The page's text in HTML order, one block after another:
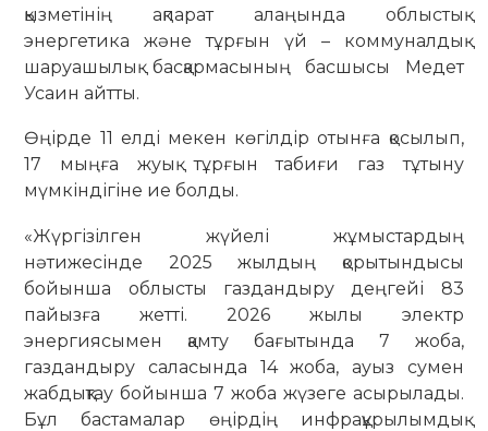
қызметінің ақпарат алаңында облыстық
энергетика және тұрғын үй – коммуналдық
шаруашылық басқармасының басшысы Медет
Усаин айтты.
Өңірде 11 елді мекен көгілдір отынға қосылып,
17 мыңға жуық тұрғын табиғи газ тұтыну
мүмкіндігіне ие болды.
«Жүргізілген жүйелі жұмыстардың
нәтижесінде 2025 жылдың қорытындысы
бойынша облысты газдандыру деңгейі 83
пайызға жетті. 2026 жылы электр
энергиясымен қамту бағытында 7 жоба,
газдандыру саласында 14 жоба, ауыз сумен
жабдықтау бойынша 7 жоба жүзеге асырылады.
Бұл бастамалар өңірдің инфрақұрылымдық